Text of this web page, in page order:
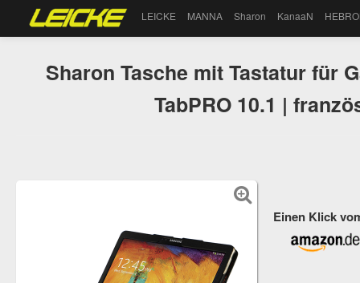
LEICKE MANNA Sharon KanaaN
Sharon Tasche mit Tastatur für
TabPRO 10.1 |
Einen Klick